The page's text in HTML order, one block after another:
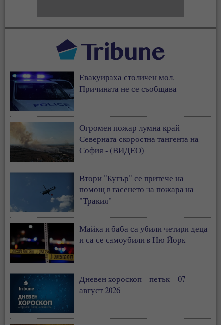
Евакуираха столичен мол.
Причината не се съобщава
Огромен пожар лумна край
Северната скоростна тангента на
София - (ВИДЕО)
Втори "Кугър" се притече на
помощ в гасенето на пожара на
"Тракия"
Майка и баба са убили четири деца
и са се самоубили в Ню Йорк
Дневен хороскоп – петък – 07
август 2026